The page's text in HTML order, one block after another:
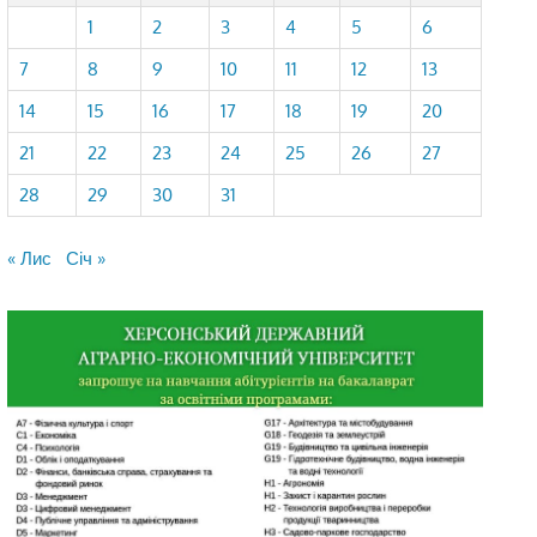
1
2 3 4 5
6
7
8 9 10 11 12
13
14
15 16 17 18 19
20
21
22 23 24 25 26
27
28
29 30 31
« Лис Січ »